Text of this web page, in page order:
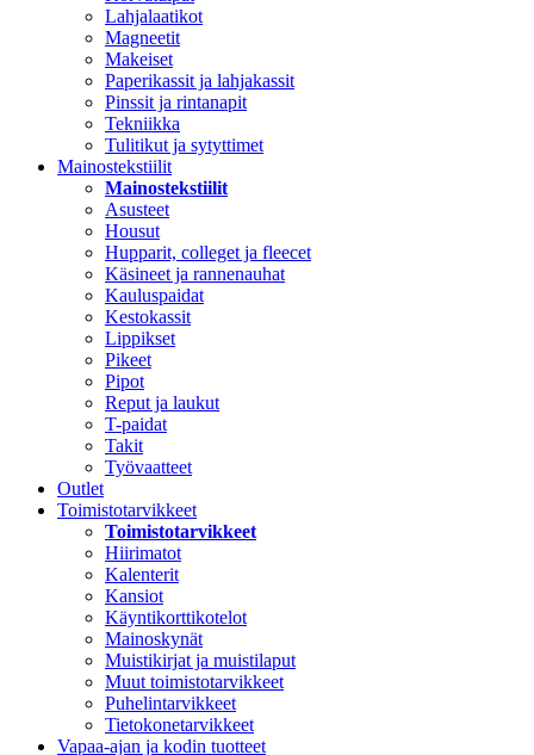
Lahjalaatikot
Magneetit
Makeiset
Paperikassit ja lahjakassit
Pinssit ja rintanapit
Tekniikka
Tulitikut ja sytyttimet
Mainostekstiilit
Mainostekstiilit
Asusteet
Housut
Hupparit, colleget ja fleecet
Käsineet ja rannenauhat
Kauluspaidat
Kestokassit
Lippikset
Pikeet
Pipot
Reput ja laukut
T-paidat
Takit
Työvaatteet
Outlet
Toimistotarvikkeet
Toimistotarvikkeet
Hiirimatot
Kalenterit
Kansiot
Käyntikorttikotelot
Mainoskynät
Muistikirjat ja muistilaput
Muut toimistotarvikkeet
Puhelintarvikkeet
Tietokonetarvikkeet
Vapaa-ajan ja kodin tuotteet